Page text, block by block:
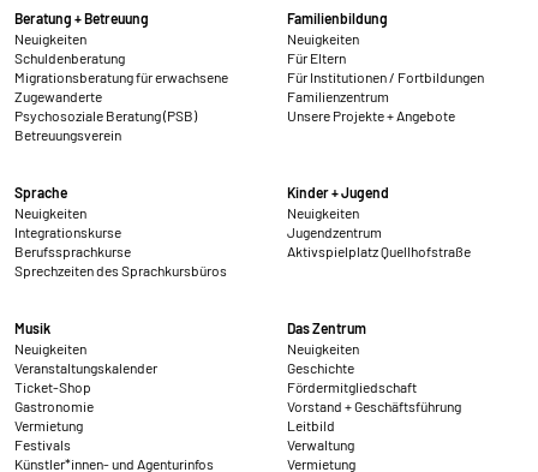
Beratung + Betreuung
Neuigkeiten
Schuldenberatung
Migrationsberatung für erwachsene
Zugewanderte
Psychosoziale Beratung (PSB)
Betreuungsverein
Familienbildung
Neuigkeiten
Für Eltern
Für Institutionen / Fortbildungen
Familienzentrum
Unsere Projekte + Angebote
Sprache
Neuigkeiten
Integrationskurse
Berufssprachkurse
Sprechzeiten des Sprachkursbüros
Kinder + Jugend
Neuigkeiten
Jugendzentrum
Aktivspielplatz Quellhofstraße
Musik
Neuigkeiten
Veranstaltungskalender
Ticket-Shop
Gastronomie
Vermietung
Festivals
Künstler*innen- und Agenturinfos
Das Zentrum
Neuigkeiten
Geschichte
Fördermitgliedschaft
Vorstand + Geschäftsführung
Leitbild
Verwaltung
Vermietung